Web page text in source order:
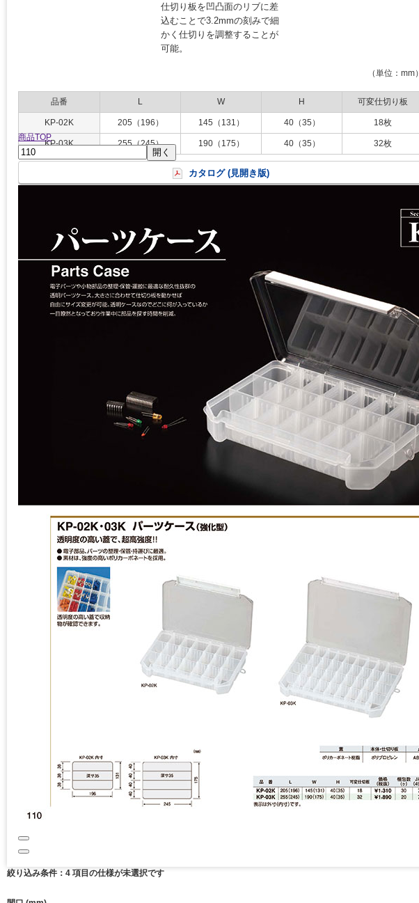
仕切り板を凹凸面のリブに差
込むことで3.2mmの刻みで細
かく仕切りを調整することが
可能。
（単位：mm）
品番 L W H 可変仕切り板
KP-02K 205（196） 145（131） 40（35） 18枚
KP-03K 255（245） 190（175） 40（35） 32枚
材質（本体・仕切り板）：ポリプロピレン。
材質（止具）：ABS。
商品TOP
開く
カタログ (見開き版)
絞り込み条件： 4 項目の仕様が未選択です